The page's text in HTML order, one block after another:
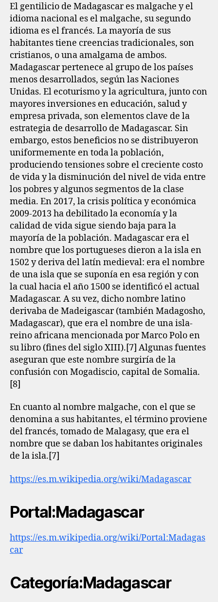
El gentilicio de Madagascar es malgache y el
idioma nacional es el malgache, su segundo
idioma es el francés. La mayoría de sus
habitantes tiene creencias tradicionales, son
cristianos, o una amalgama de ambos.
Madagascar pertenece al grupo de los países
menos desarrollados, según las Naciones
Unidas. El ecoturismo y la agricultura, junto con
mayores inversiones en educación, salud y
empresa privada, son elementos clave de la
estrategia de desarrollo de Madagascar. Sin
embargo, estos beneficios no se distribuyeron
uniformemente en toda la población,
produciendo tensiones sobre el creciente costo
de vida y la disminución del nivel de vida entre
los pobres y algunos segmentos de la clase
media. En 2017, la crisis política y económica
2009-2013 ha debilitado la economía y la
calidad de vida sigue siendo baja para la
mayoría de la población. Madagascar era el
nombre que los portugueses dieron a la isla en
1502 y deriva del latín medieval: era el nombre
de una isla que se suponía en esa región y con
la cual hacia el año 1500 se identificó el actual
Madagascar. A su vez, dicho nombre latino
derivaba de Madeigascar (también Madagosho,
Madagascar), que era el nombre de una isla-
reino africana mencionada por Marco Polo en
su libro (fines del siglo XIII).[7]​ Algunas fuentes
aseguran que este nombre surgiría de la
confusión con Mogadiscio, capital de Somalia.
[8]​
En cuanto al nombre malgache, con el que se
denomina a sus habitantes, el término proviene
del francés, tomado de Malagasy, que era el
nombre que se daban los habitantes originales
de la isla.[7]​
https://es.m.wikipedia.org/wiki/Madagascar
Portal:Madagascar
https://es.m.wikipedia.org/wiki/Portal:Madagas
car
Categoría:Madagascar